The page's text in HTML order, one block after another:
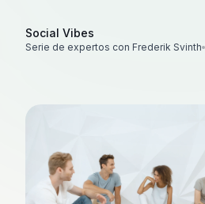
Social Vibes
Serie de expertos con Frederik Svinth